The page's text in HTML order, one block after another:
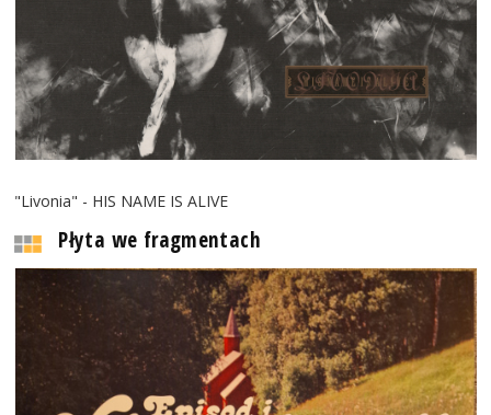
"Livonia" - HIS NAME IS ALIVE
Płyta we fragmentach